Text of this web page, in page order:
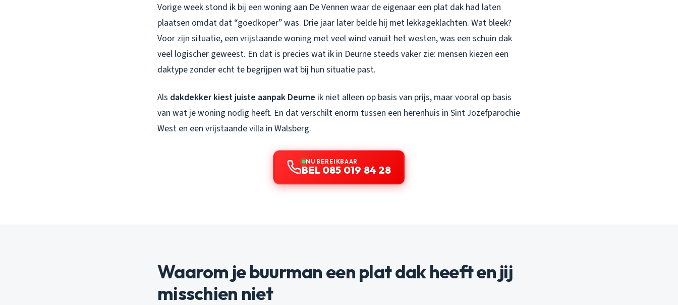
Vorige week stond ik bij een woning aan De Vennen waar de eigenaar een plat dak had laten
plaatsen omdat dat “goedkoper” was. Drie jaar later belde hij met lekkageklachten. Wat bleek?
Voor zijn situatie, een vrijstaande woning met veel wind vanuit het westen, was een schuin dak
veel logischer geweest. En dat is precies wat ik in Deurne steeds vaker zie: mensen kiezen een
daktype zonder echt te begrijpen wat bij hun situatie past.
Als dakdekker kiest juiste aanpak Deurne ik niet alleen op basis van prijs, maar vooral op basis
van wat je woning nodig heeft. En dat verschilt enorm tussen een herenhuis in Sint Jozefparochie
West en een vrijstaande villa in Walsberg.
NU BEREIKBAAR
BEL 085 019 84 28
Waarom je buurman een plat dak heeft en jij
misschien niet